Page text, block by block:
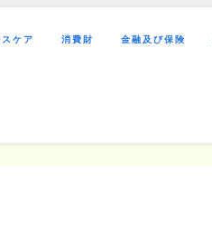
ケア 消費財 金融及び保険